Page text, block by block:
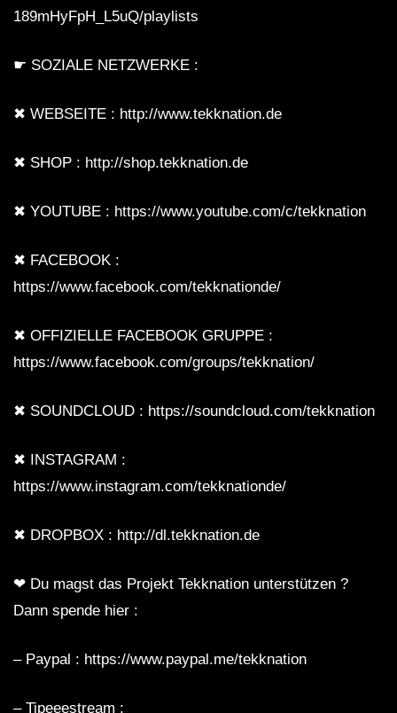
Fusion Club Münster 21.09.2019
Weihnachtsgeschichte (Hardtekk to
Frenchcore Mix) – Videoset by Steen
[Hardtekk] ZAHNI LIVE SET –
STERNE 2018 SET
2021 • [MINI SESSION]
Frmmsr @ Ziehwerk Delitzsch [SetCut]
Kazilla – 2021 (SET-CUT) |
HARDTEKK | [HD]
ACIDCORE TREIBT MICH AN • [S.M] •
189mHyFpH_L5uQ/playlists
☛ SOZIALE NETZWERKE :
✖ WEBSEITE : http://www.tekknation.de
✖ SHOP : http://shop.tekknation.de
✖ YOUTUBE : https://www.youtube.com/c/tekknation
✖ FACEBOOK :
https://www.facebook.com/tekknationde/
✖ OFFIZIELLE FACEBOOK GRUPPE :
https://www.facebook.com/groups/tekknation/
✖ SOUNDCLOUD : https://soundcloud.com/tekknation
✖ INSTAGRAM :
https://www.instagram.com/tekknationde/
✖ DROPBOX : http://dl.tekknation.de
❤ Du magst das Projekt Tekknation unterstützen ?
Dann spende hier :
– Paypal : https://www.paypal.me/tekknation
– Tipeeestream :